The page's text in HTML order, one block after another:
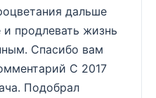
дальше
и продлевать жизнь
Спасибо вам
С 2017
Подобрал